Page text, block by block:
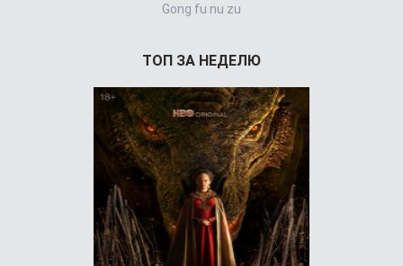
Gong fu nu zu
ТОП ЗА НЕДЕЛЮ